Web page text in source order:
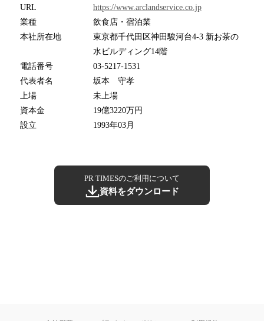
URL
https://www.arclandservice.co.jp
業種
飲食店・宿泊業
本社所在地
東京都千代田区神田駿河台4-3 新お茶の
水ビルディング14階
電話番号
03-5217-1531
代表者名
坂本 守孝
上場
未上場
資本金
19億3220万円
設立
1993年03月
PR TIMESのご利用について
資料をダウンロード